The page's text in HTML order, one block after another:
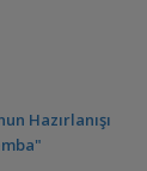
Hazırlanışı